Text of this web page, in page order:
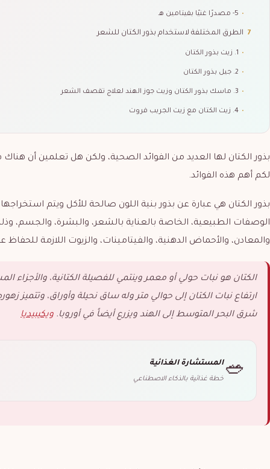
• 5- مصدرًا غنيًا بفيتامين هـ
7 الطرق المختلفة لاستخدام بذور الكتان للشعر
• 1. زيت بذور الكتان
• 2. جيل بذور الكتان
• 3. ماسك بذور الكتان وزيت جوز الهند لعلاج تقصف الشعر
• 4. زيت الكتان مع زيت الجريب فروت
بذور الكتان لها العديد من الفوائد الصحية، ولكن هل تعلمين أن
لكم أهم هذه الفوائد.
بذور الكتان هي عبارة عن بذور بنية اللون صالحة للأكل ويتم
الوصفات الطبيعية، الخاصة بالعناية بالشعر، والبشرة، والجسم،
والمعادن، والأحماض الدهنية، والفيتامينات، والزيوت اللازمة
الكتان هو نبات حولي أو معمر وينتمي للفصيلة الكتانية، والأجزاء
ارتفاع نبات الكتان إلى حوالي متر وله ساق نحيلة وأوراق، وتتميز
شرق البحر المتوسط إلى الهند ويزرع أيضاً في أوروبا. ويكيبيديا
🥗 المستشارة الغذائية
خطة غذائية بالذكاء الاصطناعي